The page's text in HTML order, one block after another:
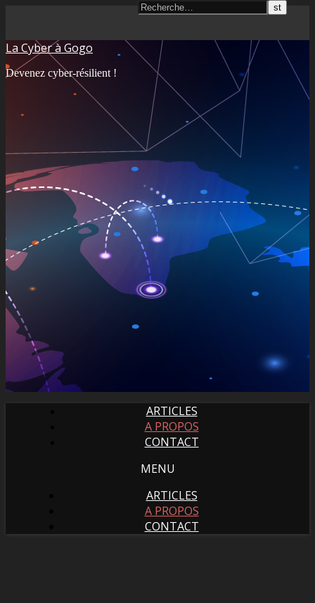
La Cyber à Gogo
Devenez cyber-résilient !
ARTICLES
A PROPOS
CONTACT
MENU
ARTICLES
A PROPOS
CONTACT